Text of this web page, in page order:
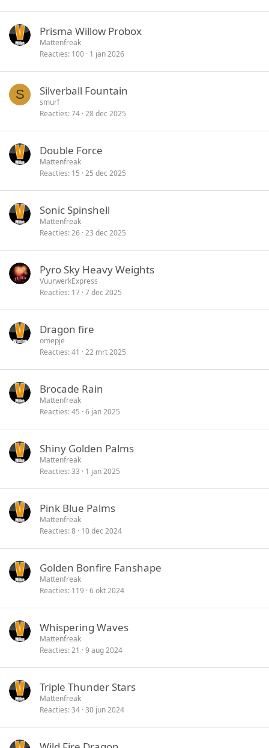
Prisma Willow Probox
Mattenfreak
Reacties 100 1 jan 2026
S Silverball Fountain
smurf
Reacties 74 28 dec 2025
Double Force
Mattenfreak
Reacties 15 25 dec 2025
Sonic Spinshell
Mattenfreak
Reacties 26 23 dec 2025
Pyro Sky Heavy Weights
VuurwerkExpress
Reacties 17 7 dec 2025
Dragon fire
omepje
Reacties 41 22 mrt 2025
Brocade Rain
Mattenfreak
Reacties 45 6 jan 2025
Shiny Golden Palms
Mattenfreak
Reacties 33 1 jan 2025
Pink Blue Palms
Mattenfreak
Reacties 8 10 dec 2024
Golden Bonfire Fanshape
Mattenfreak
Reacties 119 6 okt 2024
Whispering Waves
Mattenfreak
Reacties 21 9 aug 2024
Triple Thunder Stars
Mattenfreak
Reacties 34 30 jun 2024